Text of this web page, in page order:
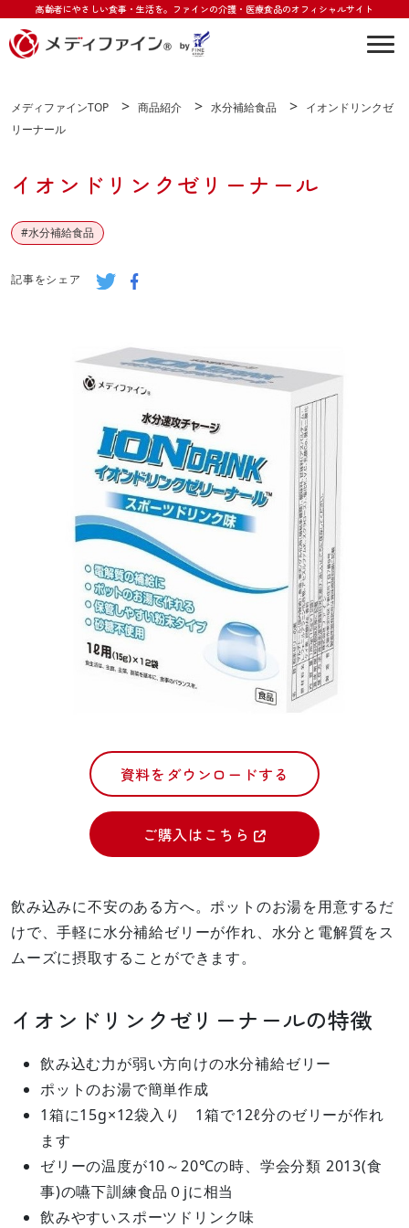
高齢者にやさしい食事・生活を。 ファインの介護・医療食品のオフィシャルサイト
メディファインTOP > 商品紹介 > 水分補給食品 > イオンドリンクゼ
リーナール
イオンドリンクゼリーナール
#水分補給食品
記事をシェア
資料をダウンロードする
ご購入はこちら
飲み込みに不安のある方へ。ポットのお湯を用意するだ
けで、手軽に水分補給ゼリーが作れ、水分と電解質をス
ムーズに摂取することができます。
イオンドリンクゼリーナールの特徴
飲み込む力が弱い方向けの水分補給ゼリー
ポットのお湯で簡単作成
1箱に15g×12袋入り 1箱で12ℓ分のゼリーが作れ
ます
ゼリーの温度が10～20℃の時、学会分類 2013(食
事)の嚥下訓練食品０jに相当
飲みやすいスポーツドリンク味